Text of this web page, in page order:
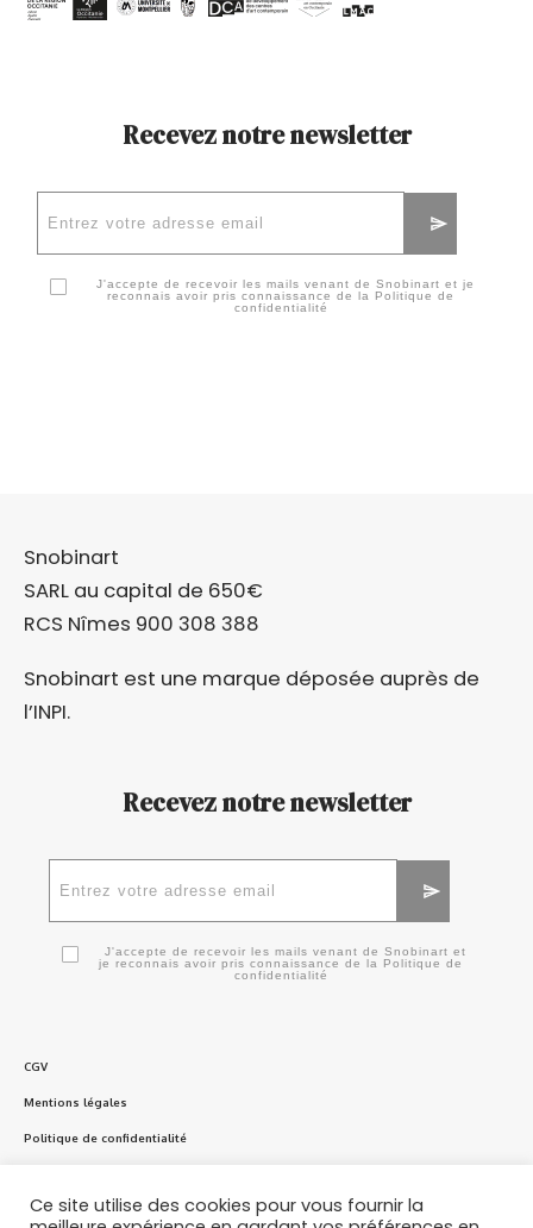
Recevez notre newsletter
J'accepte de recevoir les mails venant de Snobinart et je
reconnais avoir pris connaissance de la
Politique de
confidentialité
Snobinart
SARL au capital de 650€
RCS Nîmes 900 308 388
Snobinart est une marque déposée auprès de
l’INPI.
Recevez notre newsletter
J'accepte de recevoir les mails venant de Snobinart et
je reconnais avoir pris connaissance de la
Politique de
confidentialité
CGV
Mentions légales
Politique de confidentialité
Ce site utilise des cookies pour vous fournir la